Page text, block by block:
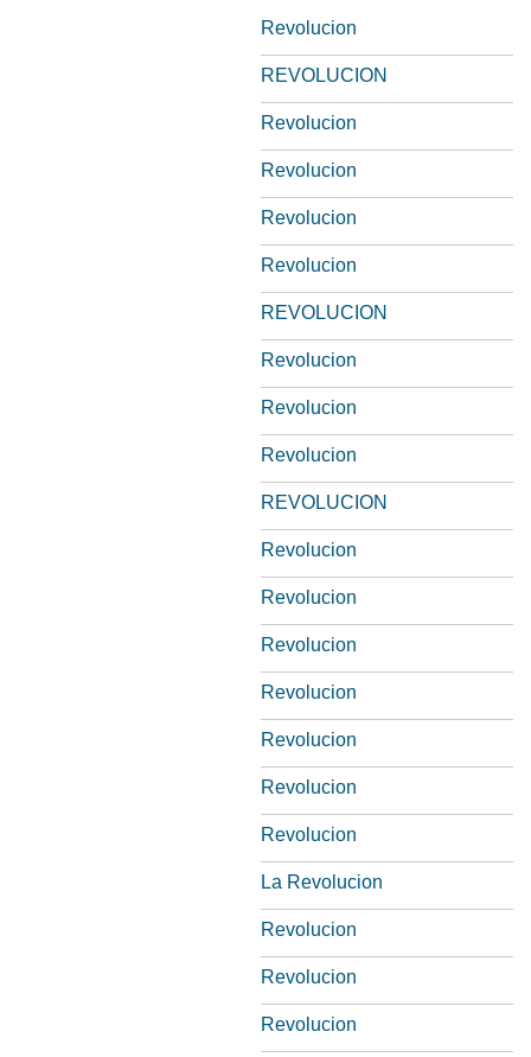
Revolucion
REVOLUCION
Revolucion
Revolucion
Revolucion
Revolucion
REVOLUCION
Revolucion
Revolucion
Revolucion
REVOLUCION
Revolucion
Revolucion
Revolucion
Revolucion
Revolucion
Revolucion
Revolucion
La Revolucion
Revolucion
Revolucion
Revolucion